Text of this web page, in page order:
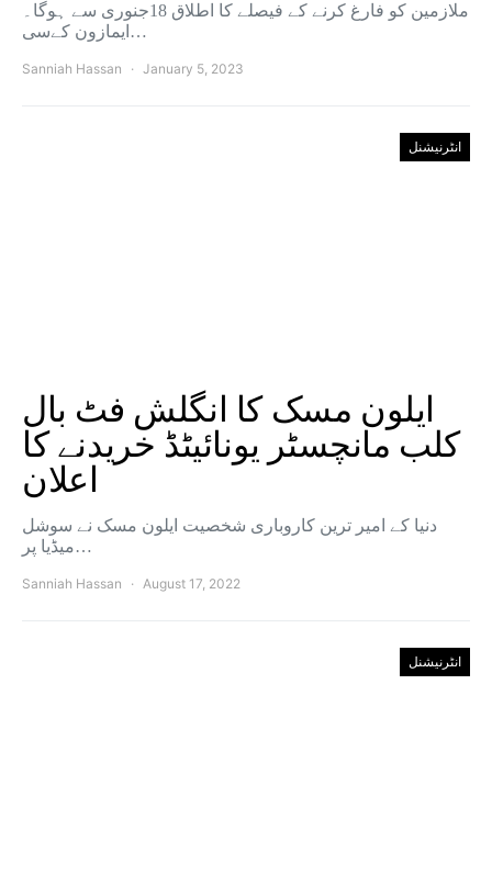
ملازمین کو فارغ کرنے کے فیصلے کا اطلاق 18جنوری سے ہوگا۔
ایمازون کےسی…
Sanniah Hassan January 5, 2023
انٹرنیشنل
ایلون مسک کا انگلش فٹ بال
کلب مانچسٹر یونائیٹڈ خریدنے کا
اعلان
دنیا کے امیر ترین کاروباری شخصیت ایلون مسک نے سوشل
میڈیا پر…
Sanniah Hassan August 17, 2022
انٹرنیشنل